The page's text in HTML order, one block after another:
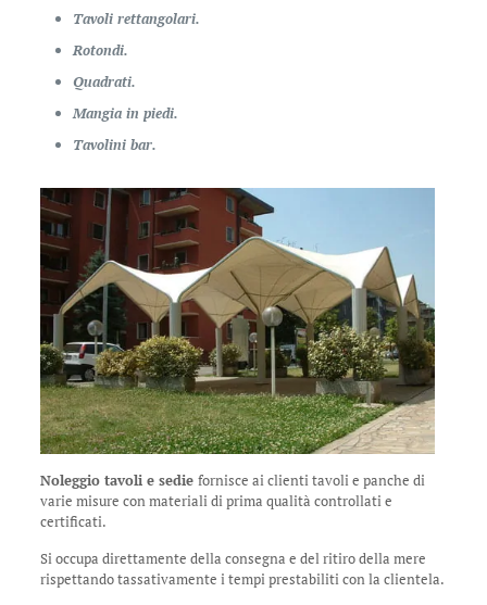
Tavoli rettangolari.
Rotondi.
Quadrati.
Mangia in piedi.
Tavolini bar.
Noleggio tavoli e sedie fornisce ai clienti tavoli e panche di
varie misure con materiali di prima qualità controllati e
certificati.
Si occupa direttamente della consegna e del ritiro della mere
rispettando tassativamente i tempi prestabiliti con la clientela.